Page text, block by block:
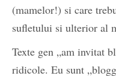
(mamelor!) si care
sufletului si ulterior al
Texte gen „am invitat
ridicole. Eu sunt